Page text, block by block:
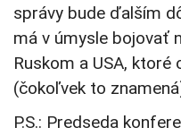
správy bude ďalším
má v úmysle bojovať
Ruskom a USA, ktoré
(čokoľvek to
P.S.: Predseda